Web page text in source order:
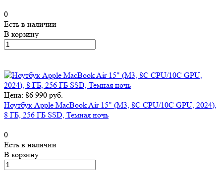
0
Есть в наличии
В корзину
Цена: 86 990 руб.
Ноутбук Apple MacBook Air 15" (M3, 8C CPU/10C GPU, 2024),
8 ГБ, 256 ГБ SSD, Темная ночь
0
Есть в наличии
В корзину